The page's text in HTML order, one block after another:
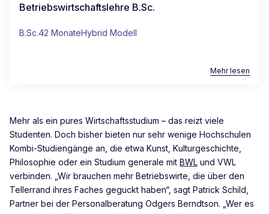
Betriebswirtschaftslehre B.Sc.
B.Sc.42 MonateHybrid Modell
Mehr lesen
Mehr als ein pures Wirtschaftsstudium – das reizt viele
Studenten. Doch bisher bieten nur sehr wenige Hochschulen
Kombi-Studiengänge an, die etwa Kunst, Kulturgeschichte,
Philosophie oder ein Studium generale mit BWL und VWL
verbinden. „Wir brauchen mehr Betriebswirte, die über den
Tellerrand ihres Faches geguckt haben“, sagt Patrick Schild,
Partner bei der Personalberatung Odgers Berndtson. „Wer es